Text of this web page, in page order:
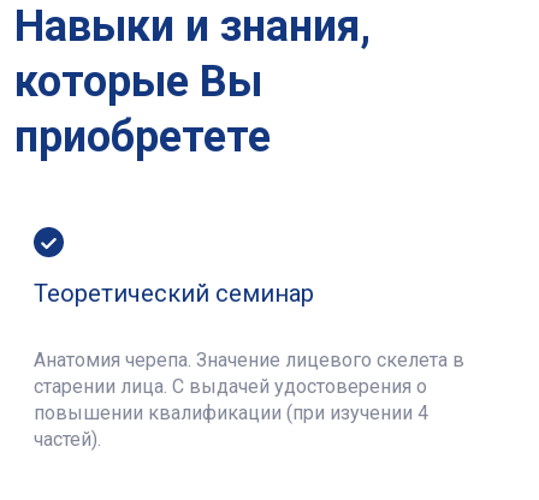
Навыки и знания,
которые Вы
приобретете
Теоретический семинар
Анатомия черепа. Значение лицевого скелета в
старении лица. С выдачей удостоверения о
повышении квалификации (при изучении 4
частей).